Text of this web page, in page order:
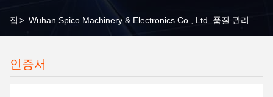
집 > Wuhan Spico Machinery & Electronics Co., Ltd. 품질 관리
인증서